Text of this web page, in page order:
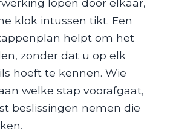
lopen door elkaar,
klok intussen tikt. Een
helpt om het
zonder dat u op elk
hoeft te kennen. Wie
welke stap voorafgaat,
beslissingen nemen die